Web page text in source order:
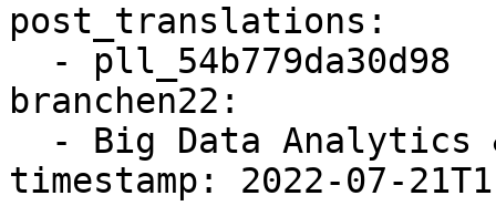
post_translations:
branchen22:
timestamp: 2022-07-